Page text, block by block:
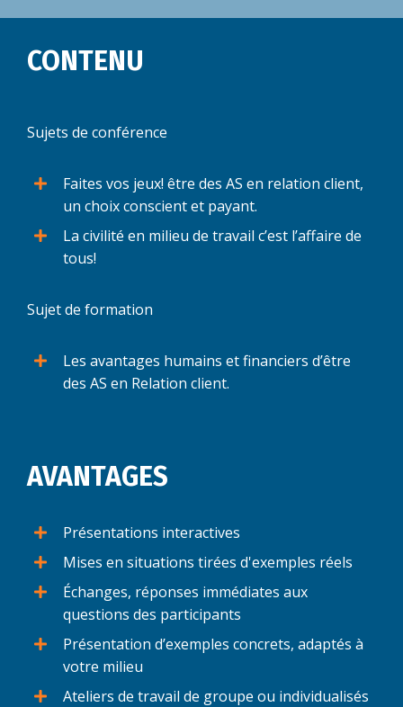
CONTENU
Sujets de conférence
Faites vos jeux! être des AS en relation client,
un choix conscient et payant.
La civilité en milieu de travail c’est l’affaire de
tous!
Sujet de formation
Les avantages humains et financiers d’être
des AS en Relation client.
AVANTAGES
Présentations interactives
Mises en situations tirées d'exemples réels
Échanges, réponses immédiates aux
questions des participants
Présentation d’exemples concrets, adaptés à
votre milieu
Ateliers de travail de groupe ou individualisés